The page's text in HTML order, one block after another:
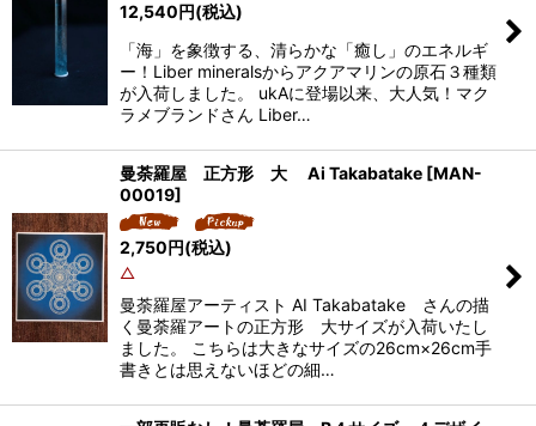
12,540円(税込)
「海」を象徴する、清らかな「癒し」のエネルギ
ー！Liber mineralsからアクアマリンの原石３種類
が入荷しました。 ukAに登場以来、大人気！マク
ラメブランドさん Liber…
曼荼羅屋 正方形 大 Ai Takabatake [MAN-
00019]
2,750円(税込)
△
曼荼羅屋アーティスト AI Takabatake さんの描
く曼荼羅アートの正方形 大サイズが入荷いたし
ました。 こちらは大きなサイズの26cm×26cm手
書きとは思えないほどの細…